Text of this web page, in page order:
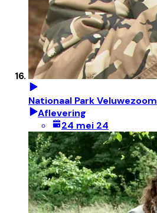
Nationaal Park Veluwezoom
Aflevering
24 mei 24